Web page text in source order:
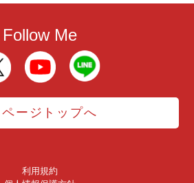
Follow Me
ページトップへ
利用規約